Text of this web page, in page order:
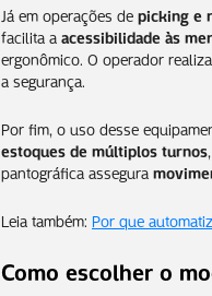
Já em operações depicking e
facilita aacessibilidade às
ergonômico. O operador
a segurança.
Por fim, o uso desse
estoques de múltiplos turnos
pantográfica assegura
Leia também: Por que
Como escolher o